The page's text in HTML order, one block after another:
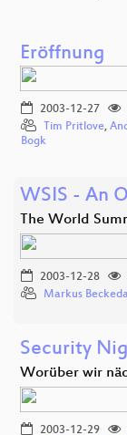
Eröffnung
2003-12-27
Tim Pritlove,
Bogk
WSIS - An
The World
2003-12-28
Markus
Security
Worüber wir
2003-12-29